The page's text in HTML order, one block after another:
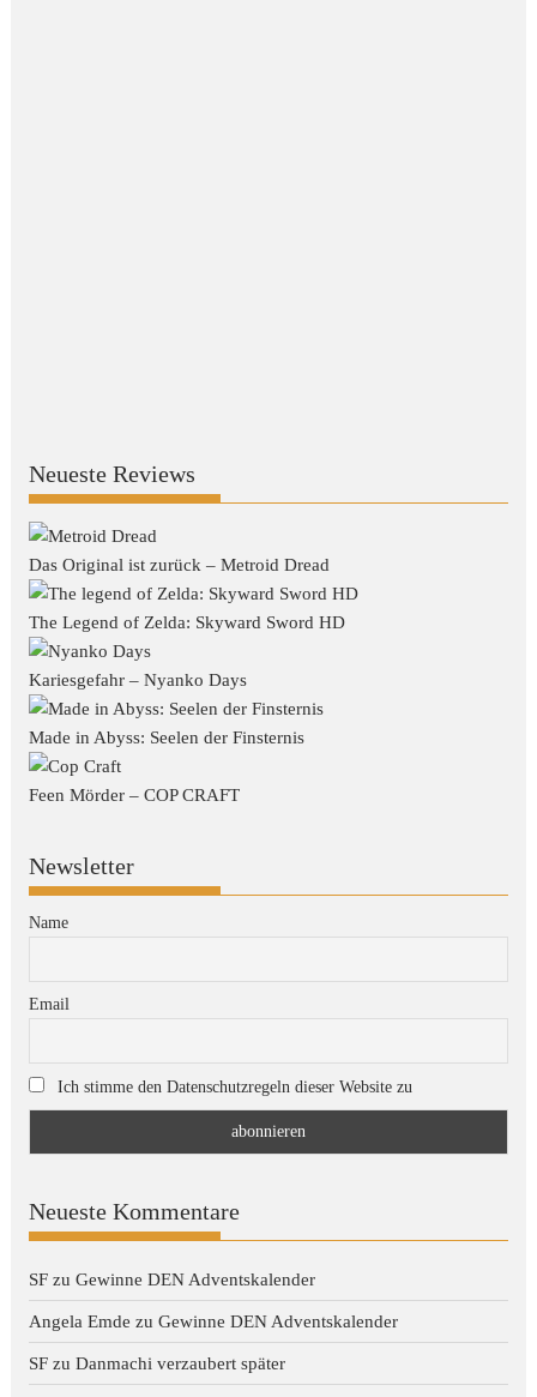
Neueste Reviews
Das Original ist zurück – Metroid Dread
The Legend of Zelda: Skyward Sword HD
Kariesgefahr – Nyanko Days
Made in Abyss: Seelen der Finsternis
Feen Mörder – COP CRAFT
Newsletter
Name
Email
Ich stimme den Datenschutzregeln dieser Website zu
Neueste Kommentare
SF zuGewinne DEN Adventskalender
Angela Emde zuGewinne DEN Adventskalender
SF zuDanmachi verzaubert später